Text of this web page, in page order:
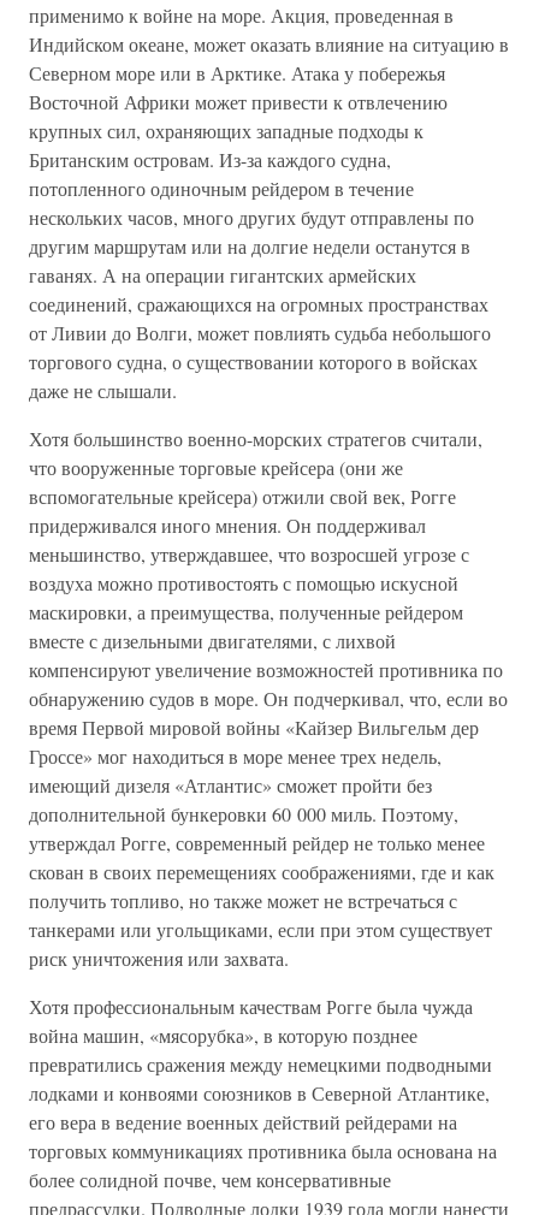
применимо к войне на море. Акция, проведенная в
Индийском океане, может оказать влияние на ситуацию в
Северном море или в Арктике. Атака у побережья
Восточной Африки может привести к отвлечению
крупных сил, охраняющих западные подходы к
Британским островам. Из-за каждого судна,
потопленного одиночным рейдером в течение
нескольких часов, много других будут отправлены по
другим маршрутам или на долгие недели останутся в
гаванях. А на операции гигантских армейских
соединений, сражающихся на огромных пространствах
от Ливии до Волги, может повлиять судьба небольшого
торгового судна, о существовании которого в войсках
даже не слышали.
Хотя большинство военно-морских стратегов считали,
что вооруженные торговые крейсера (они же
вспомогательные крейсера) отжили свой век, Рогге
придерживался иного мнения. Он поддерживал
меньшинство, утверждавшее, что возросшей угрозе с
воздуха можно противостоять с помощью искусной
маскировки, а преимущества, полученные рейдером
вместе с дизельными двигателями, с лихвой
компенсируют увеличение возможностей противника по
обнаружению судов в море. Он подчеркивал, что, если во
время Первой мировой войны «Кайзер Вильгельм дер
Гроссе» мог находиться в море менее трех недель,
имеющий дизеля «Атлантис» сможет пройти без
дополнительной бункеровки 60 000 миль. Поэтому,
утверждал Рогге, современный рейдер не только менее
скован в своих перемещениях соображениями, где и как
получить топливо, но также может не встречаться с
танкерами или угольщиками, если при этом существует
риск уничтожения или захвата.
Хотя профессиональным качествам Рогге была чужда
война машин, «мясорубка», в которую позднее
превратились сражения между немецкими подводными
лодками и конвоями союзников в Северной Атлантике,
его вера в ведение военных действий рейдерами на
торговых коммуникациях противника была основана на
более солидной почве, чем консервативные
предрассудки. Подводные лодки 1939 года могли нанести